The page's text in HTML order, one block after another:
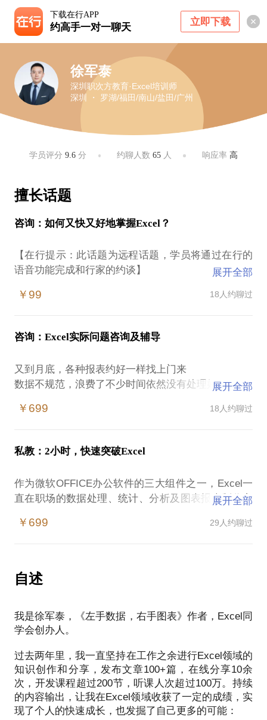
下载在行APP
约高手一对一聊天 立即下载
徐军泰
深圳职次方教育·Excel培训师
深圳 ・ 罗湖/福田/南山/盐田/广州
学员评分9.6 分 约聊人数 65人 响应率 高
擅长话题
咨询：如何又快又好地掌握Excel？
【在行提示：此话题为远程话题，学员将通过在行的
语音功能完成和行家的约谈】
Excel是几乎每个职场人都要用到的办公软件，无论你
场带来巨大的帮助。
式和操作，一旦遇到复杂的问题就懵了。因为Excel知
识的欠缺而导致的效率低下和加班，在当今职场是极
其严重的！
数色变？
个人以为，想学好Excel并不难，花十天半个月足以掌
握职场必须的Excel知识和技能。但是，前提是你是否
有一套科学的学习方案和方法。所谓科学的学习方案
和方法，包括两个方面：第一，你的学习内容是否是
效的？同样是学习，你自己看了半年书的学习收获未
必赶得上跟好的老师当面学上2个小时，因为知识易
如果你也有Excel学习方面的困惑，欢迎预约本话题，
1.关于职场Excel知识体系（知识模块、相互关系）的
详细介绍
2.一张我个人设计的Excel知识结构图
展开全部
￥99 18人约聊过
咨询：Excel实际问题咨询及辅导
又到月底，各种报表约好一样找上门来
数据不规范，浪费了不少时间依然没有处理好
HR绩效规则又有调整，不知道怎么修改工资表中的公
老板给了一堆数据，要求出个分析报告，看半天也没
有思路
……
身在职场，每天都要跟各种数据打交道
————————（话题分隔线）
本话题帮你解决棘手的Excel问题，如何你有任何问
题，欢迎预约。你能获得：
1、及时解决问题，节省你自己摸索的时间（省下时间
展开全部
￥699 18人约聊过
私教：2小时，快速突破Excel
作为微软OFFICE办公软件的三大组件之一，Excel一
直在职场的数据处理、统计、分析及图表报表制作方
场人必备的一项素质。
计汇总、图表报表制作，统统不在话下；但是如果用
不好，那真的是一个时间黑洞——你的时间将被大量
学好Excel，对我们个人职业生涯发展的帮助是非常明
显的：
第一，时间价值。时间就是金钱，高效处理工作中的
数据问题，早做完，不加班。
第二，信息和决策价值。通过数据的处理、统计分析
展开全部
￥699 29人约聊过
自述
我是徐军泰，《左手数据，右手图表》作者，Excel同
学会创办人。
过去两年里，我一直坚持在工作之余进行Excel领域的
知识创作和分享，发布文章100+篇，在线分享10余
次，开发课程超过200节，听课人次超过100万。持续
的内容输出，让我在Excel领域收获了一定的成绩，实
现了个人的快速成长，也发掘了自己更多的可能：